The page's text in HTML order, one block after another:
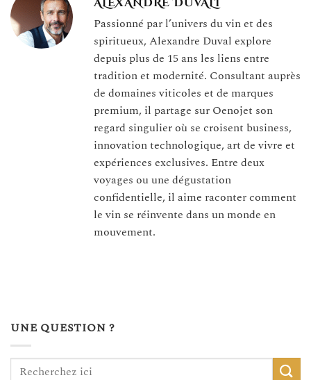
Passionné par l’univers du vin et des
spiritueux, Alexandre Duval explore
depuis plus de 15 ans les liens entre
tradition et modernité. Consultant auprès
de domaines viticoles et de marques
premium, il partage sur Oenojet son
regard singulier où se croisent business,
innovation technologique, art de vivre et
expériences exclusives. Entre deux
voyages ou une dégustation
confidentielle, il aime raconter comment
le vin se réinvente dans un monde en
mouvement.
UNE QUESTION ?